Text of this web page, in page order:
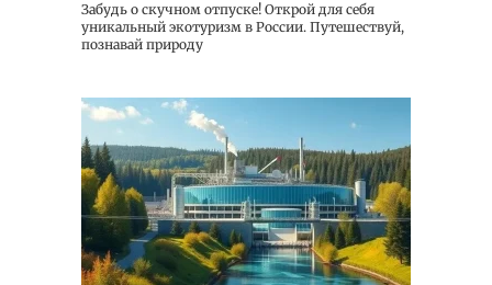
Забудь о скучном отпуске! Открой для себя
уникальный экотуризм в России. Путешествуй,
познавай природу